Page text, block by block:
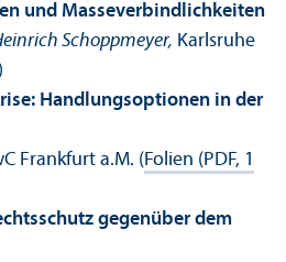
und Masseverbindlichkeiten
Schoppmeyer, Karlsruhe
)
Handlungs­optionen in der
Frankfurt a.M. (Folien (PDF, 1
gegenüber dem